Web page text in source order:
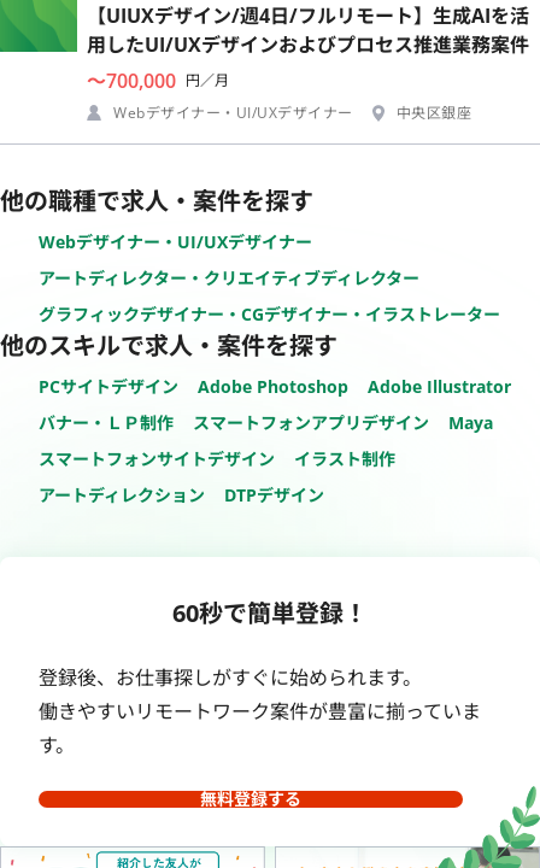
【UIUXデザイン/週4日/フルリモート】生成AIを活
用したUI/UXデザインおよびプロセス推進業務案件
〜700,000 円／月
Webデザイナー・UI/UXデザイナー
中央区銀座
他の職種で求人・案件を探す
Webデザイナー・UI/UXデザイナー
アートディレクター・クリエイティブディレクター
グラフィックデザイナー・CGデザイナー・イラストレーター
他のスキルで求人・案件を探す
PCサイトデザイン Adobe Photoshop
Adobe Illustrator
バナー・ＬＰ制作
スマートフォンアプリデザイン
Maya
スマートフォンサイトデザイン
イラスト制作
アートディレクション
DTPデザイン
60秒で簡単登録！
登録後、お仕事探しがすぐに始められます。
働きやすいリモートワーク案件が豊富に揃っていま
す。
無料登録する